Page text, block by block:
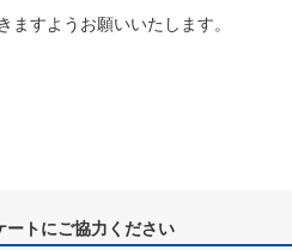
すようお願いいたします。
ートにご協力ください